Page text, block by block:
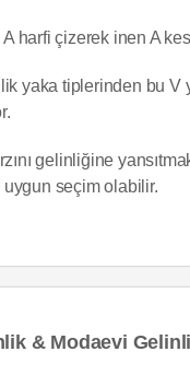
harfi çizerek inen A
yaka tiplerinden bu
gelinliğine
seçim olabilir.
& Modaevi